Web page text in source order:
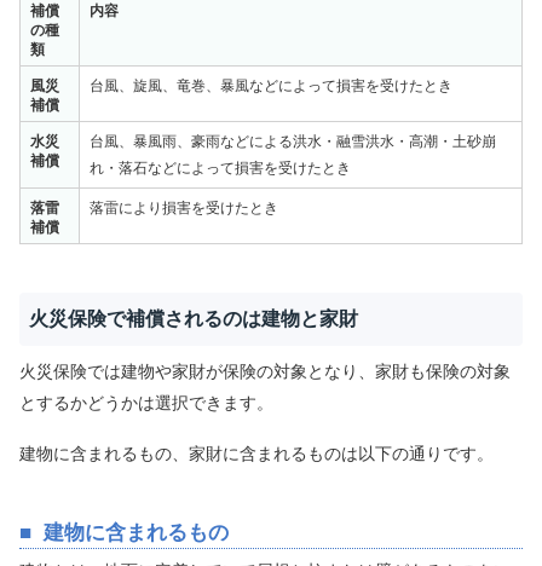
補償
の種
類
内容
風災
補償
台風、旋風、⻯巻、暴風などによって損害を受けたとき
水災
補償
台風、暴風雨、豪雨などによる洪水・融雪洪水・高潮・土砂崩
れ・落石などによって損害を受けたとき
落雷
補償
落雷により損害を受けたとき
火災保険で補償されるのは建物と家財
火災保険では建物や家財が保険の対象となり、家財も保険の対象
とするかどうかは選択できます。
建物に含まれるもの、家財に含まれるものは以下の通りです。
建物に含まれるもの